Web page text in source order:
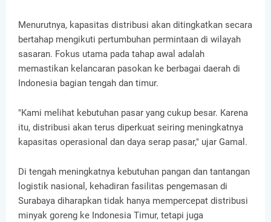
Menurutnya, kapasitas distribusi akan ditingkatkan secara
bertahap mengikuti pertumbuhan permintaan di wilayah
sasaran. Fokus utama pada tahap awal adalah
memastikan kelancaran pasokan ke berbagai daerah di
Indonesia bagian tengah dan timur.
"Kami melihat kebutuhan pasar yang cukup besar. Karena
itu, distribusi akan terus diperkuat seiring meningkatnya
kapasitas operasional dan daya serap pasar," ujar Gamal.
Di tengah meningkatnya kebutuhan pangan dan tantangan
logistik nasional, kehadiran fasilitas pengemasan di
Surabaya diharapkan tidak hanya mempercepat distribusi
minyak goreng ke Indonesia Timur, tetapi juga